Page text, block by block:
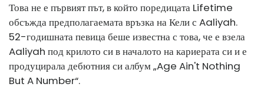
Това не е първият път, в който поредицата Lifetime
обсъжда предполагаемата връзка на Кели с Aaliyah.
52-годишната певица беше известна с това, че е взела
Aaliyah под крилото си в началото на кариерата си и е
продуцирала дебютния си албум „Age Ain't Nothing
But A Number“.